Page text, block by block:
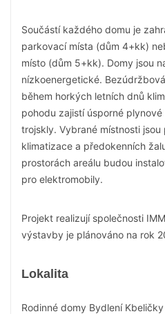
Součástí každého domu je
parkovací místa (dům 4+kk)
místo (dům 5+kk). Domy jsou
nízkoenergetické.
během horkých letních dnů
pohodu zajistí úsporné
trojskly. Vybrané místnosti
klimatizace a předokenních
prostorách areálu budou
pro elektromobily.
Projekt realizují společnosti
výstavby je plánováno na rok
Lokalita
Rodinné domy Bydlení